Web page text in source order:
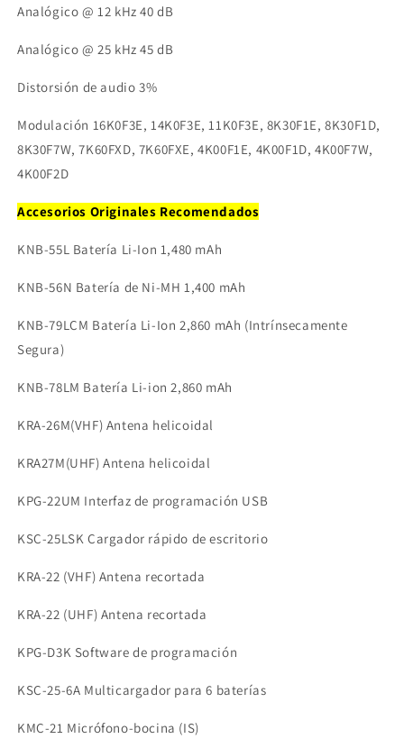
Analógico @ 12 kHz 40 dB
Analógico @ 25 kHz 45 dB
Distorsión de audio 3%
Modulación 16K0F3E, 14K0F3E, 11K0F3E, 8K30F1E, 8K30F1D,
8K30F7W, 7K60FXD, 7K60FXE, 4K00F1E, 4K00F1D, 4K00F7W,
4K00F2D
Accesorios Originales Recomendados
KNB-55L Batería Li-Ion 1,480 mAh
KNB-56N Batería de Ni-MH 1,400 mAh
KNB-79LCM Batería Li-Ion 2,860 mAh (Intrínsecamente
Segura)
KNB-78LM Batería Li-ion 2,860 mAh
KRA-26M(VHF) Antena helicoidal
KRA27M(UHF) Antena helicoidal
KPG-22UM Interfaz de programación USB
KSC-25LSK Cargador rápido de escritorio
KRA-22 (VHF) Antena recortada
KRA-22 (UHF) Antena recortada
KPG-D3K Software de programación
KSC-25-6A Multicargador para 6 baterías
KMC-21 Micrófono-bocina (IS)